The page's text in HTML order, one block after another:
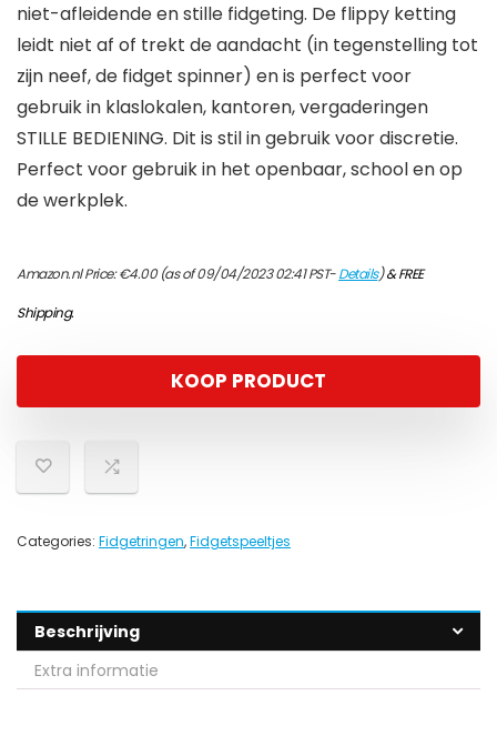
niet-afleidende en stille fidgeting. De flippy ketting
leidt niet af of trekt de aandacht (in tegenstelling tot
zijn neef, de fidget spinner) en is perfect voor
gebruik in klaslokalen, kantoren, vergaderingen
STILLE BEDIENING. Dit is stil in gebruik voor discretie.
Perfect voor gebruik in het openbaar, school en op
de werkplek.
Amazon.nl Price:€4.00(as of 09/04/2023 02:41 PST-Details)&FREE
Shipping.
KOOP PRODUCT
Categories: Fidgetringen,Fidgetspeeltjes
Beschrijving
Extra informatie